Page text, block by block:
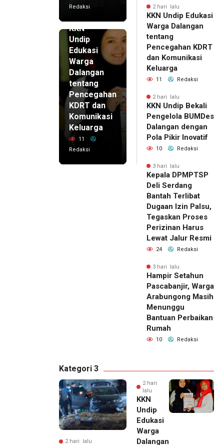
Redaksi
KKN
Undip
Edukasi
Warga
Dalangan
tentang
Pencegahan
KDRT dan
Komunikasi
Keluarga
11
Redaksi
2 hari lalu
KKN Undip Edukasi
Warga Dalangan
tentang
Pencegahan KDRT
dan Komunikasi
Keluarga
11 Redaksi
2 hari lalu
KKN Undip Bekali
Pengelola BUMDes
Dalangan dengan
Pola Pikir Inovatif
10 Redaksi
3 hari lalu
Kepala DPMPTSP
Deli Serdang
Bantah Terlibat
Dugaan Izin Palsu,
Tegaskan Proses
Perizinan Harus
Lewat Jalur Resmi
24 Redaksi
3 hari lalu
Hampir Setahun
Pascabanjir, Warga
Arabungong Masih
Menunggu
Bantuan Perbaikan
Rumah
10 Redaksi
Kategori 3
2 hari lalu
2 hari
lalu
KKN
Undip
Edukasi
Warga
Dalangan